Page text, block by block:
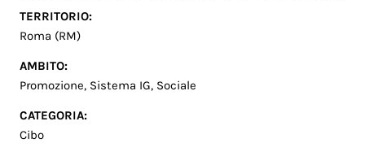
TERRITORIO:
Roma (RM)
AMBITO:
Promozione, Sistema IG, Sociale
CATEGORIA:
Cibo